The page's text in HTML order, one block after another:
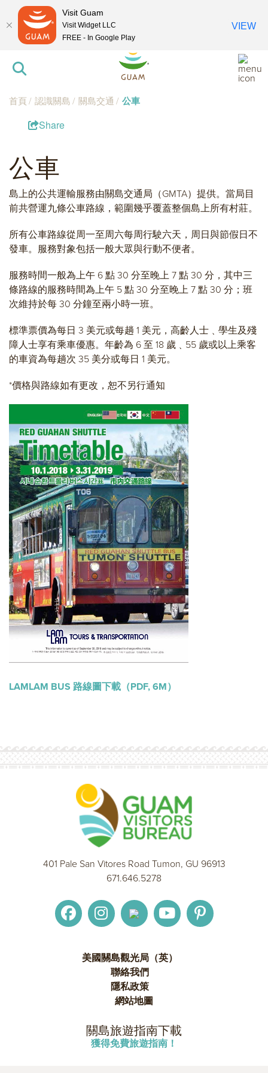
首頁 認識關島 關島交通 公車
Share
公車
島上的公共運輸服務由關島交通局（GMTA）提供。當局目
前共營運九條公車路線，範圍幾乎覆蓋整個島上所有村莊。
所有公車路線從周一至周六每周行駛六天，周日與節假日不
發車。服務對象包括一般大眾與行動不便者。
服務時間一般為上午 6 點 30 分至晚上 7 點 30 分，其中三
條路線的服務時間為上午 5 點 30 分至晚上 7 點 30 分；班
次維持於每 30 分鐘至兩小時一班。
標準票價為每日 3 美元或每趟 1 美元，高齡人士﹑學生及殘
障人士享有乘車優惠。年齡為 6 至 18 歲﹑55 歲或以上乘客
的車資為每趟次 35 美分或每日 1 美元。
*價格與路線如有更改，恕不另行通知
LAMLAM BUS 路線圖下載（PDF, 6M）
401 Pale San Vitores Road Tumon, GU 96913
671.646.5278
美國關島觀光局（英）
聯絡我們
隱私政策
網站地圖
關島旅遊指南下載
獲得免費旅遊指南！
Visit Guam
Visit Widget LLC
FREE - In Google Play
VIEW